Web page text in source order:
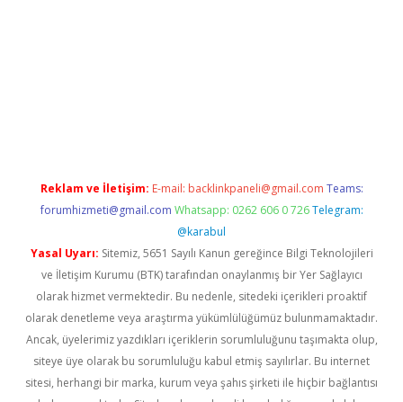
Reklam ve İletişim: E-mail: backlinkpaneli@gmail.com Teams:
forumhizmeti@gmail.com Whatsapp: 0262 606 0 726 Telegram:
@karabul
Yasal Uyarı: Sitemiz, 5651 Sayılı Kanun gereğince Bilgi Teknolojileri
ve İletişim Kurumu (BTK) tarafından onaylanmış bir Yer Sağlayıcı
olarak hizmet vermektedir. Bu nedenle, sitedeki içerikleri proaktif
olarak denetleme veya araştırma yükümlülüğümüz bulunmamaktadır.
Ancak, üyelerimiz yazdıkları içeriklerin sorumluluğunu taşımakta olup,
siteye üye olarak bu sorumluluğu kabul etmiş sayılırlar. Bu internet
sitesi, herhangi bir marka, kurum veya şahıs şirketi ile hiçbir bağlantısı